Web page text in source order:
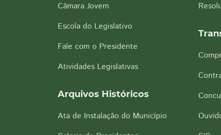
Câmara Jovem
Escola do Legislativo
Fale com o Presidente
Atividades Legislativas
Arquivos Históricos
Ata de Instalação do Município